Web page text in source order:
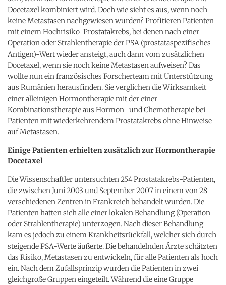
Docetaxel kombiniert wird. Doch wie sieht es aus, wenn noch
keine Metastasen nachgewiesen wurden? Profitieren Patienten
mit einem Hochrisiko-Prostatakrebs, bei denen nach einer
Operation oder Strahlentherapie der PSA (prostataspezifisches
Antigen)-Wert wieder ansteigt, auch dann vom zusätzlichen
Docetaxel, wenn sie noch keine Metastasen aufweisen? Das
wollte nun ein französisches Forscherteam mit Unterstützung
aus Rumänien herausfinden. Sie verglichen die Wirksamkeit
einer alleinigen Hormontherapie mit der einer
Kombinationstherapie aus Hormon- und Chemotherapie bei
Patienten mit wiederkehrendem Prostatakrebs ohne Hinweise
auf Metastasen.
Einige Patienten erhielten zusätzlich zur Hormontherapie
Docetaxel
Die Wissenschaftler untersuchten 254 Prostatakrebs-Patienten,
die zwischen Juni 2003 und September 2007 in einem von 28
verschiedenen Zentren in Frankreich behandelt wurden. Die
Patienten hatten sich alle einer lokalen Behandlung (Operation
oder Strahlentherapie) unterzogen. Nach dieser Behandlung
kam es jedoch zu einem Krankheitsrückfall, welcher sich durch
steigende PSA-Werte äußerte. Die behandelnden Ärzte schätzten
das Risiko, Metastasen zu entwickeln, für alle Patienten als hoch
ein. Nach dem Zufallsprinzip wurden die Patienten in zwei
gleichgroße Gruppen eingeteilt. Während die eine Gruppe